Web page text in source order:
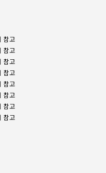
참고
참고
참고
참고
참고
참고
참고
참고